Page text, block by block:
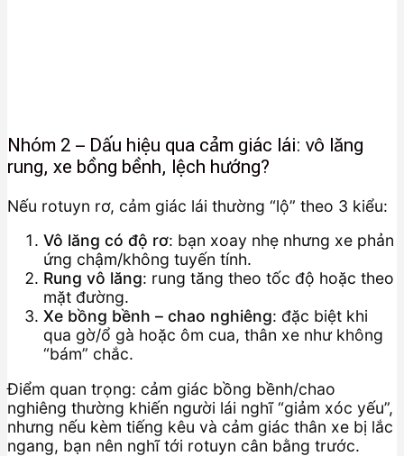
Nhóm 2 – Dấu hiệu qua cảm giác lái: vô lăng
rung, xe bồng bềnh, lệch hướng?
Nếu rotuyn rơ, cảm giác lái thường “lộ” theo 3 kiểu:
Vô lăng có độ rơ: bạn xoay nhẹ nhưng xe phản
ứng chậm/không tuyến tính.
Rung vô lăng: rung tăng theo tốc độ hoặc theo
mặt đường.
Xe bồng bềnh – chao nghiêng: đặc biệt khi
qua gờ/ổ gà hoặc ôm cua, thân xe như không
“bám” chắc.
Điểm quan trọng: cảm giác bồng bềnh/chao
nghiêng thường khiến người lái nghĩ “giảm xóc yếu”,
nhưng nếu kèm tiếng kêu và cảm giác thân xe bị lắc
ngang, bạn nên nghĩ tới rotuyn cân bằng trước.